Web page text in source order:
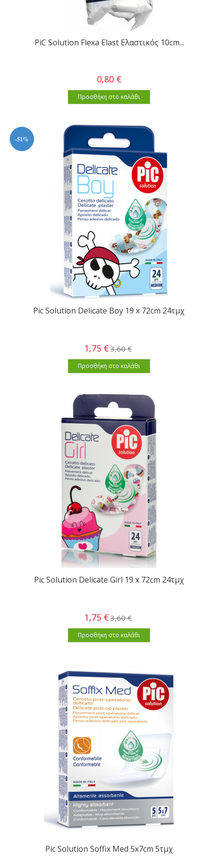
PiC Solution Flexa Elast Ελαστικός 10cm...
0,80 €
Προσθήκη στο καλάθι
-51%
Pic Solution Delicate Boy 19 x 72cm 24τμχ
1,75 €3,60 €
Προσθήκη στο καλάθι
Pic Solution Delicate Girl 19 x 72cm 24τμχ
1,75 €3,60 €
Προσθήκη στο καλάθι
Pic Solution Soffix Med 5x7cm 5τμχ